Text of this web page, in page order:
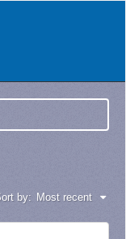
by: Most recent